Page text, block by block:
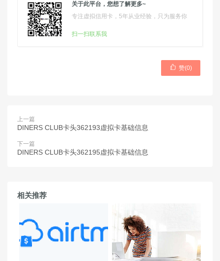
关于此平台，您想了解更多~
专注虚拟信用卡，5年从业经验，只为服务你
扫一扫联系我
 赞(0)
上一篇
DINERS CLUB卡头362193虚拟卡基础信息
下一篇
DINERS CLUB卡头362195虚拟卡基础信息
相关推荐